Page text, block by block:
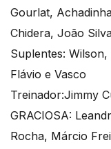
Gourlat,
Chidera, João
Suplentes:
Flávio e Vasco
Treinador:Jimmy
GRACIOSA:
Rocha, Márcio